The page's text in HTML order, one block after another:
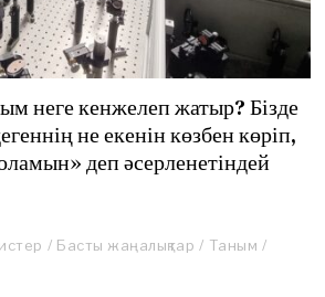
неге кенжелеп жатыр? Бізде
не екенін көзбен көріп,
деп әсерленетіндей
/ Басты жаңалықтар / Таным /